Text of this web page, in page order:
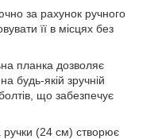
за рахунок ручного
її в місцях без
планка дозволяє
будь-якій зручній
що забезпечує
ручки (24 см) створює